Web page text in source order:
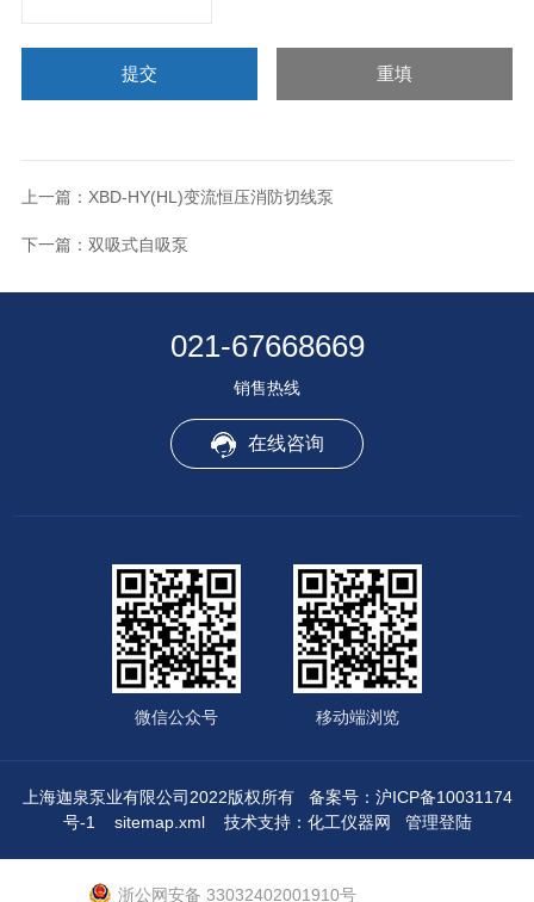
上一篇： XBD-HY(HL)变流恒压消防切线泵
下一篇： 双吸式自吸泵
021-67668669
销售热线
在线咨询
微信公众号 移动端浏览
上海迦泉泵业有限公司2022版权所有 备案号：沪ICP备10031174
号-1
sitemap.xml技术支持： 化工仪器网 管理登陆
浙公网安备 33032402001910号